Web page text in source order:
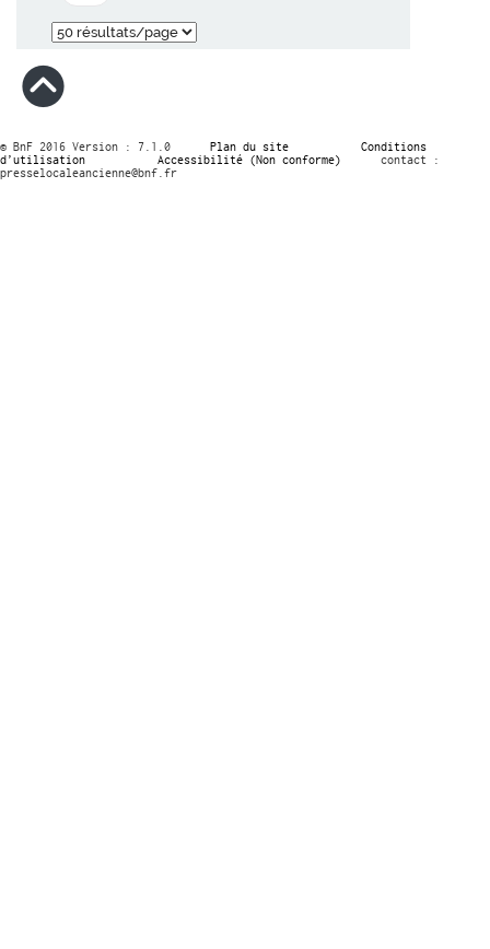
© BnF 2016 Version : 7.1.0 Plan du site
Conditions
d’utilisation
Accessibilité (Non conforme)
contact :
presselocaleancienne@bnf.fr